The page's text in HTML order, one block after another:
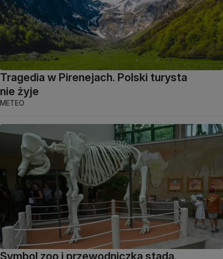
Tragedia w Pirenejach. Polski turysta
nie żyje
METEO
Symbol zoo i przewodniczka stada.